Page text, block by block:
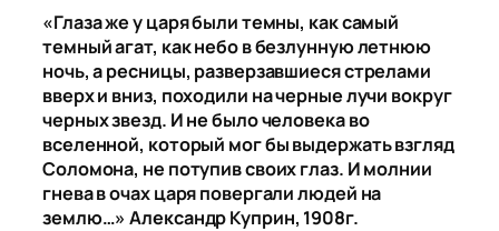
«Глаза же у царя были темны, как самый
темный агат, как небо в безлунную летнюю
ночь, а ресницы, разверзавшиеся стрелами
вверх и вниз, походили на черные лучи вокруг
черных звезд. И не было человека во
вселенной, который мог бы выдержать взгляд
Соломона, не потупив своих глаз. И молнии
гнева в очах царя повергали людей на
землю…» Александр Куприн, 1908г.